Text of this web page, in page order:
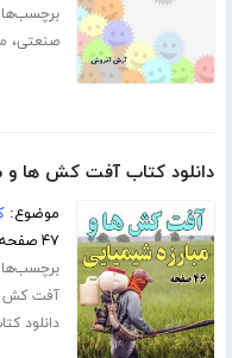
صنعتی،
دانلود کتاب آفت کش ها و
موضوع:
۴۷ صفحه
آفت کش
دانلود